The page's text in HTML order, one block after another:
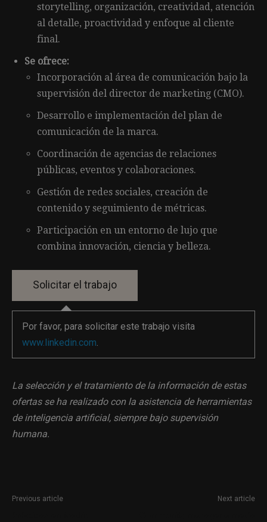
storytelling, organización, creatividad, atención
al detalle, proactividad y enfoque al cliente
final.
Se ofrece:
Incorporación al área de comunicación bajo la
supervisión del director de marketing (CMO).
Desarrollo e implementación del plan de
comunicación de la marca.
Coordinación de agencias de relaciones
públicas, eventos y colaboraciones.
Gestión de redes sociales, creación de
contenido y seguimiento de métricas.
Participación en un entorno de lujo que
combina innovación, ciencia y belleza.
Por favor, para solicitar este trabajo visita
www.linkedin.com.
La selección y el tratamiento de la información de estas
ofertas se ha realizado con la asistencia de herramientas
de inteligencia artificial, siempre bajo supervisión
humana.
Previous article Next article